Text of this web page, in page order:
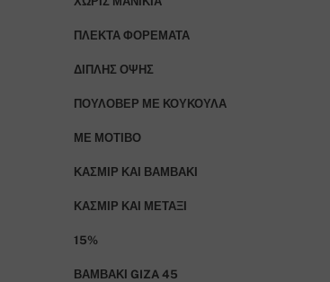
ΠΛΕΚΤΆ ΦΟΡΈΜΑΤΑ
ΔΙΠΛΉΣ ΌΨΗΣ
ΠΟΥΛΌΒΕΡ ΜΕ ΚΟΥΚΟΎΛΑ
ΜΕ ΜΟΤΊΒΟ
ΚΑΣΜΊΡ ΚΑΙ ΒΑΜΒΆΚΙ
ΚΑΣΜΊΡ ΚΑΙ ΜΕΤΆΞΙ
15%
ΒΑΜΒΆΚΙ GIZA 45